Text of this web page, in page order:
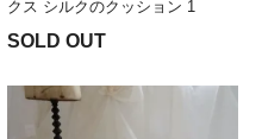
クス シルクのクッション 1
SOLD OUT